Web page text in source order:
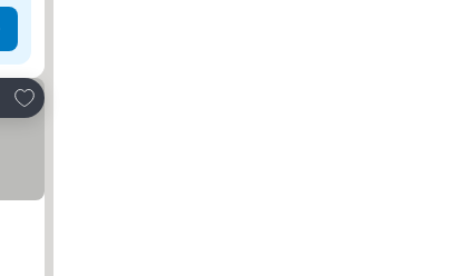
Lägg till i Mina Favoriter